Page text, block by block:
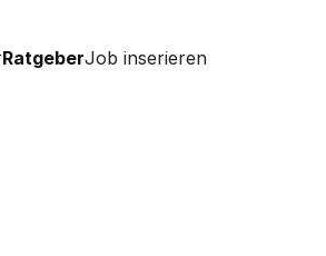
RatgeberJob inserieren